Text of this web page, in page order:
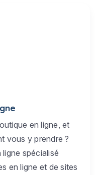
en ligne, et
vous y prendre ?
spécialisé
en ligne et de sites